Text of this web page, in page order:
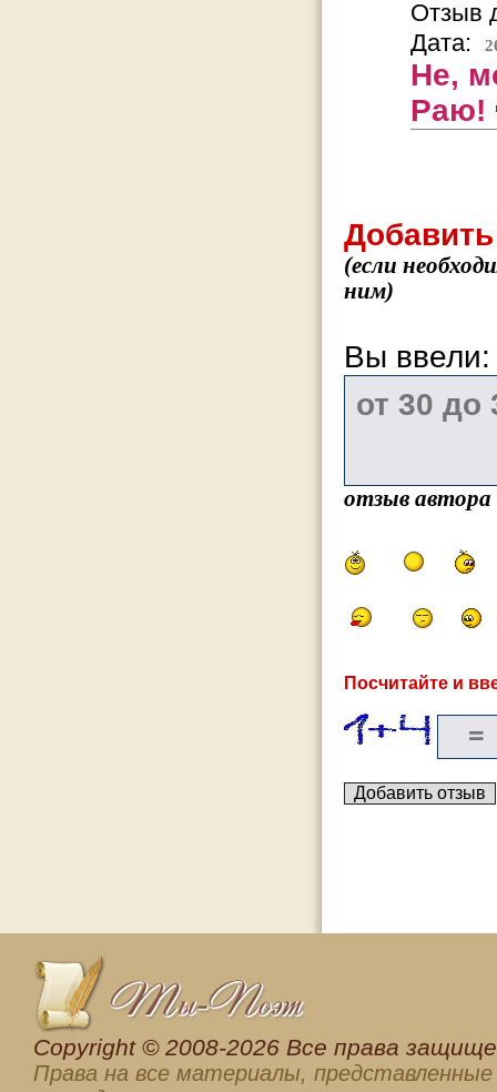
Отзыв
Дата:
Не,
Раю!
(если
ним)
Вы
отзыв
Посчитайте и
Сopyright © 2008-2026 Все права
Права на все материалы, представленные